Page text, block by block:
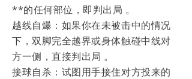
**的任何部位，即判出局 。
越线自爆：如果你在未被击中的情况
下，双脚完全越界或身体触碰中线对
方一侧，直接判出局 。
接球自杀：试图用手接住对方投来的